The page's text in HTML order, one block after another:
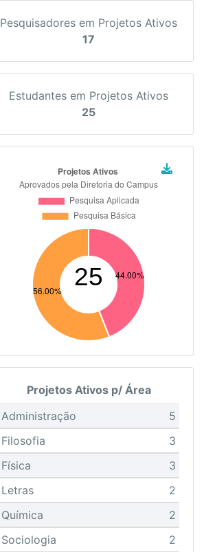
Pesquisadores em Projetos Ativos
17
Estudantes em Projetos Ativos
25
Projetos Ativos p/ Área
Administração
5
Filosofia
3
Física
3
Letras
2
Química
2
Sociologia
2